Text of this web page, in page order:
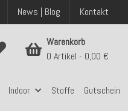
News | Blog Kontakt
Indoor Stoffe Gutschein
Warenkorb
0 Artikel
0,00 €